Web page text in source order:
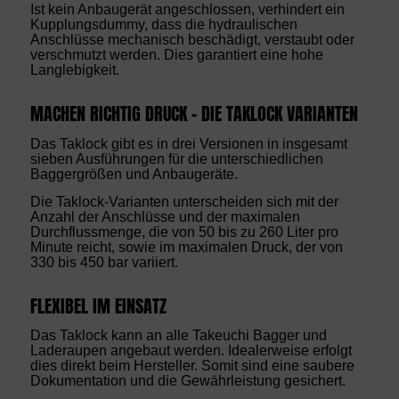
Ist kein Anbaugerät angeschlossen, verhindert ein
Kupplungsdummy, dass die hydraulischen
Anschlüsse mechanisch beschädigt, verstaubt oder
verschmutzt werden. Dies garantiert eine hohe
Langlebigkeit.
MACHEN RICHTIG DRUCK – DIE TAKLOCK VARIANTEN
Das Taklock gibt es in drei Versionen in insgesamt
sieben Ausführungen für die unterschiedlichen
Baggergrößen und Anbaugeräte.
Die Taklock-Varianten unterscheiden sich mit der
Anzahl der Anschlüsse und der maximalen
Durchflussmenge, die von 50 bis zu 260 Liter pro
Minute reicht, sowie im maximalen Druck, der von
330 bis 450 bar variiert.
FLEXIBEL IM EINSATZ
Das Taklock kann an alle Takeuchi Bagger und
Laderaupen angebaut werden. Idealerweise erfolgt
dies direkt beim Hersteller. Somit sind eine saubere
Dokumentation und die Gewährleistung gesichert.